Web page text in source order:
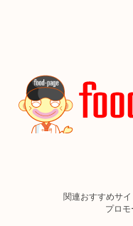
関連おすすめサイ
プロモ